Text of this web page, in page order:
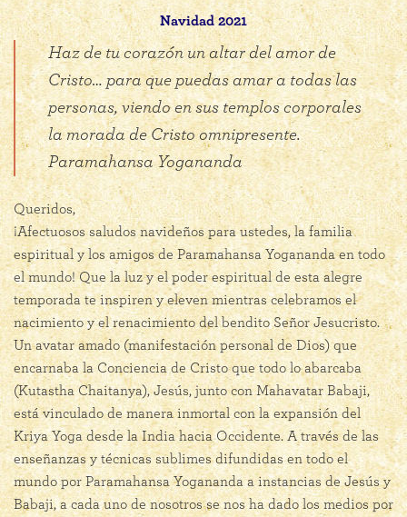
Navidad 2021
Haz de tu corazón un altar del amor de
Cristo… para que puedas amar a todas las
personas, viendo en sus templos corporales
la morada de Cristo omnipresente.
Paramahansa Yogananda
Queridos,
¡Afectuosos saludos navideños para ustedes, la familia
espiritual y los amigos de Paramahansa Yogananda en todo
el mundo! Que la luz y el poder espiritual de esta alegre
temporada te inspiren y eleven mientras celebramos el
nacimiento y el renacimiento del bendito Señor Jesucristo.
Un avatar amado (manifestación personal de Dios) que
encarnaba la Conciencia de Cristo que todo lo abarcaba
(Kutastha Chaitanya), Jesús, junto con Mahavatar Babaji,
está vinculado de manera inmortal con la expansión del
Kriya Yoga desde la India hacia Occidente. A través de las
enseñanzas y técnicas sublimes difundidas en todo el
mundo por Paramahansa Yogananda a instancias de Jesús y
Babaji, a cada uno de nosotros se nos ha dado los medios por